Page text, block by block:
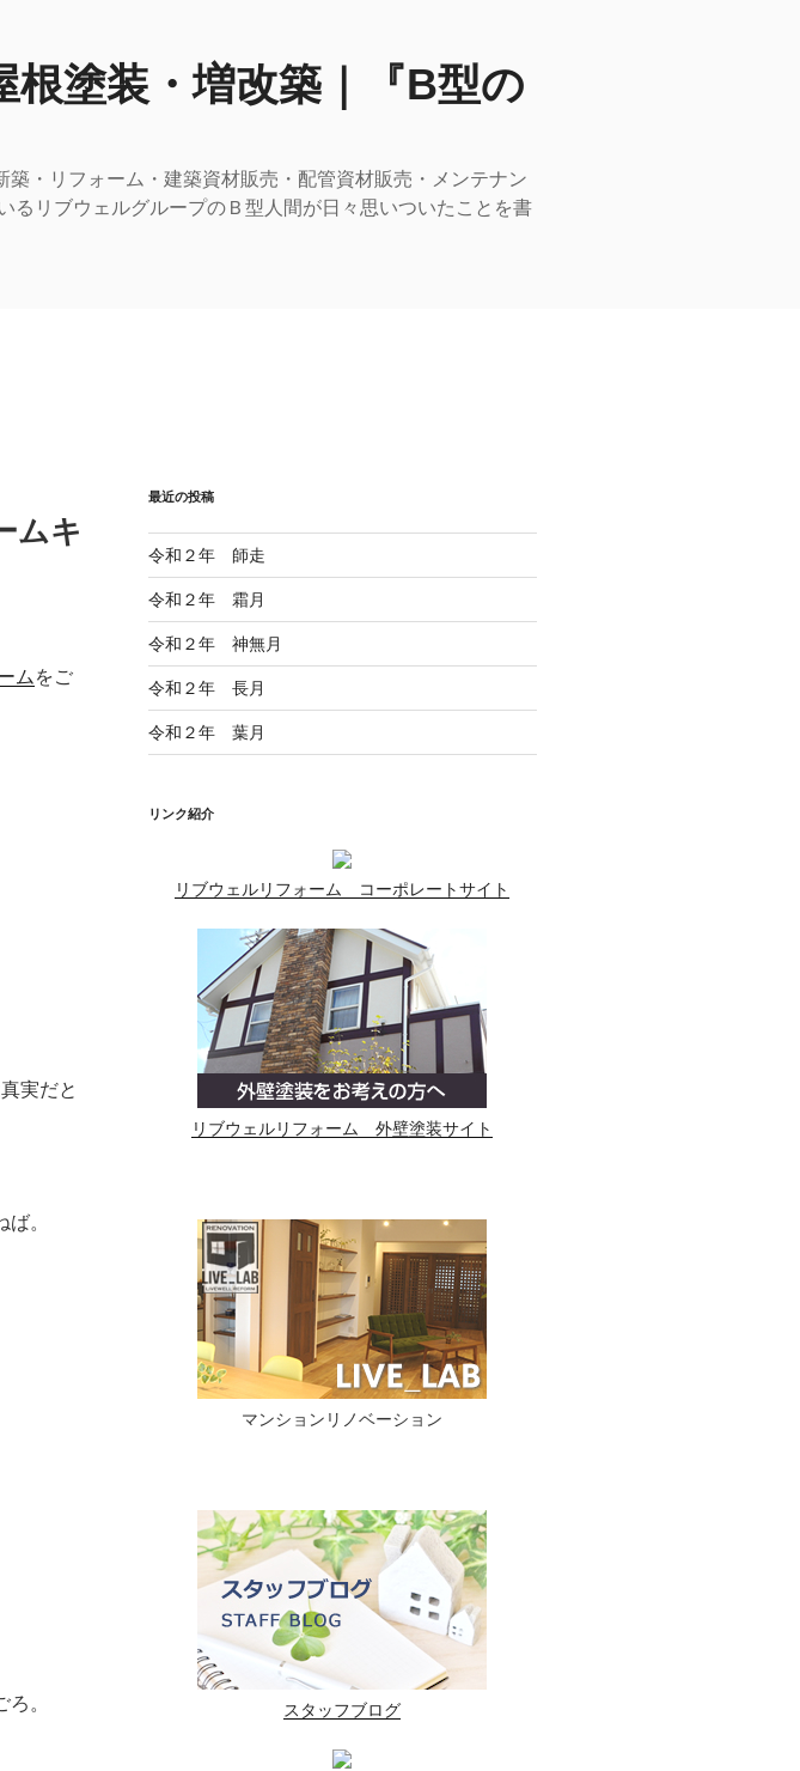
塗装・増改築｜『B型の
・リフォーム・建築資材販売・配管資材販売・メンテナン
るリブウェルグループのＢ型人間が日々思いついたことを書
ムキ
ム をご
実だと
。
。
最近の投稿
令和２年 師走
令和２年 霜月
令和２年 神無月
令和２年 長月
令和２年 葉月
リンク紹介
リブウェルリフォーム コーポレートサイト
リブウェルリフォーム 外壁塗装サイト
マンションリノベーション
スタッフブログ